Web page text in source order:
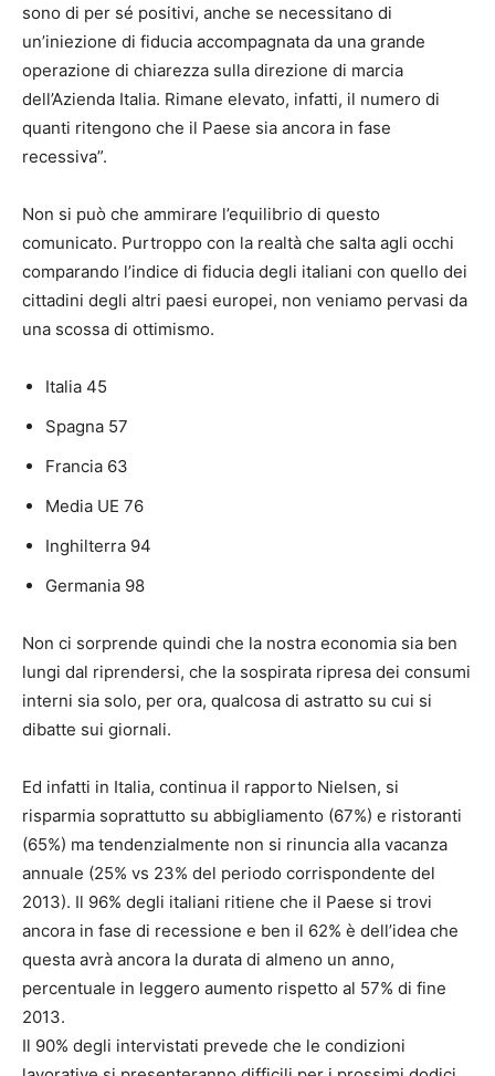
sono di per sé positivi, anche se necessitano di
un’iniezione di fiducia accompagnata da una grande
operazione di chiarezza sulla direzione di marcia
dell’Azienda Italia. Rimane elevato, infatti, il numero di
quanti ritengono che il Paese sia ancora in fase
recessiva”.
Non si può che ammirare l’equilibrio di questo
comunicato. Purtroppo con la realtà che salta agli occhi
comparando l’indice di fiducia degli italiani con quello dei
cittadini degli altri paesi europei, non veniamo pervasi da
una scossa di ottimismo.
Italia 45
Spagna 57
Francia 63
Media UE 76
Inghilterra 94
Germania 98
Non ci sorprende quindi che la nostra economia sia ben
lungi dal riprendersi, che la sospirata ripresa dei consumi
interni sia solo, per ora, qualcosa di astratto su cui si
dibatte sui giornali.
Ed infatti in Italia, continua il rapporto Nielsen, si
risparmia soprattutto su abbigliamento (67%) e ristoranti
(65%) ma tendenzialmente non si rinuncia alla vacanza
annuale (25% vs 23% del periodo corrispondente del
2013). Il 96% degli italiani ritiene che il Paese si trovi
ancora in fase di recessione e ben il 62% è dell’idea che
questa avrà ancora la durata di almeno un anno,
percentuale in leggero aumento rispetto al 57% di fine
2013.
Il 90% degli intervistati prevede che le condizioni